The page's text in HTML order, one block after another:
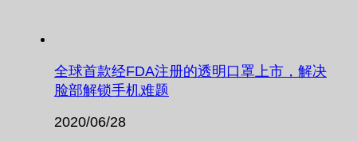
全球首款经FDA注册的透明口罩上市，解决
脸部解锁手机难题
2020/06/28